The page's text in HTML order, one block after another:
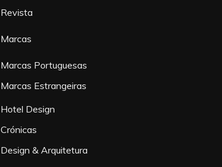
Revista
Marcas
Marcas Portuguesas
Marcas Estrangeiras
Hotel Design
Crónicas
Design & Arquitetura